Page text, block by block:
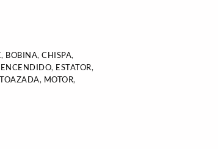
, BOBINA,CHISPA,
ENCENDIDO, ESTATOR,
, MOTOR,